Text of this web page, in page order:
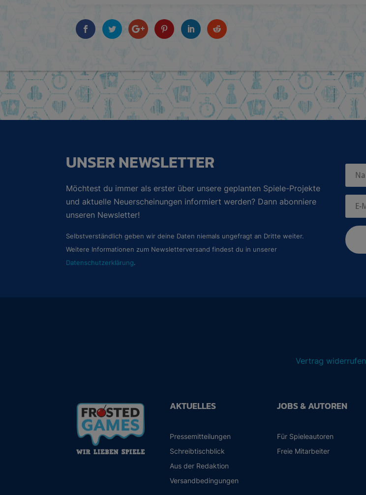
UNSER NEWSLETTER
Möchtest du immer als erster über unsere geplanten Spiele-Projekte
und aktuelle Neuerscheinungen informiert werden? Dann abonniere
unseren Newsletter!
Selbstverständlich geben wir deine Daten niemals ungefragt an Dritte weiter.
Weitere Informationen zum Newsletterversand findest du in unserer
Datenschutzerklärung.
Vertrag widerrufen
AKTUELLES
Pressemitteilungen
Schreibtischblick
Aus der Redaktion
Versandbedingungen
JOBS & AUTOREN
Für Spieleautoren
Freie Mitarbeiter